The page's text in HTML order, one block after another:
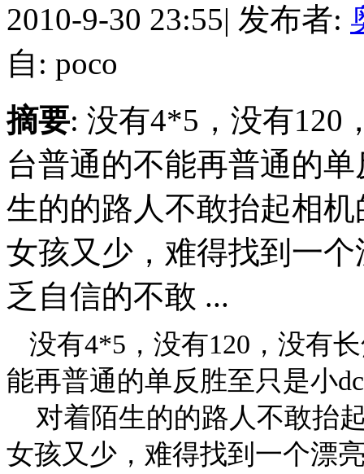
2010-9-30 23:55| 发布者:
自: poco
摘要: 没有4*5，没有120
台普通的不能再普通的
生的的路人不敢抬起相
女孩又少，难得找到一
乏自信的不敢 ...
没有4*5，没有120，没有
能再普通的单反胜至只是小
对着陌生的的路人不敢抬
女孩又少，难得找到一个漂